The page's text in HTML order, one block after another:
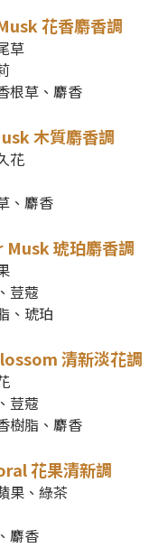
花香麝香調
草
根草、麝香
木質麝香調
花
、麝香
琥珀麝香調
荳蔻
、琥珀
清新淡花調
荳蔻
樹脂、麝香
花果清新調
果、綠茶
麝香